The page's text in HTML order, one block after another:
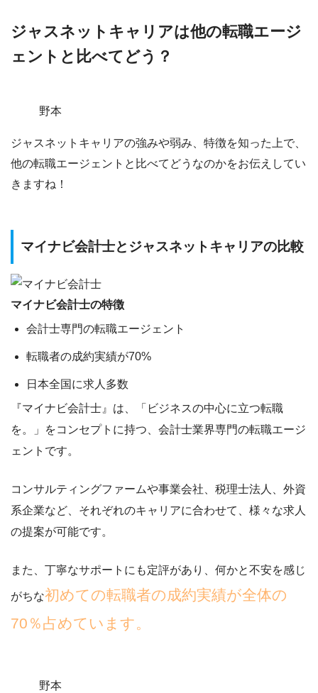
ジャスネットキャリアは他の転職エージ
ェントと比べてどう？
野本
ジャスネットキャリアの強みや弱み、特徴を知った上で、
他の転職エージェントと比べてどうなのかをお伝えしてい
きますね！
マイナビ会計士とジャスネットキャリアの比較
マイナビ会計士の特徴
会計士専門の転職エージェント
転職者の成約実績が70%
日本全国に求人多数
『マイナビ会計士』は、「ビジネスの中心に立つ転職
を。」をコンセプトに持つ、会計士業界専門の転職エージ
ェントです。
コンサルティングファームや事業会社、税理士法人、外資
系企業など、それぞれのキャリアに合わせて、様々な求人
の提案が可能です。
また、丁寧なサポートにも定評があり、何かと不安を感じ
がちな初めての転職者の成約実績が全体の
70％占めています。
野本